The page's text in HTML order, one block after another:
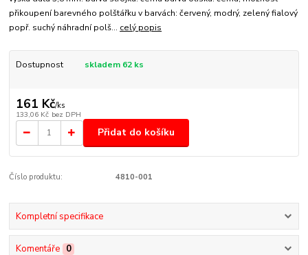
přikoupení barevného polštářku v barvách: červený, modrý, zelený fialový
popř. suchý náhradní polš... celý popis
Dostupnost skladem 62 ks
161 Kč/ks
133,06 Kč bez DPH
Přidat do košíku
Číslo produktu: 4810-001
Kompletní specifikace
Komentáře 0